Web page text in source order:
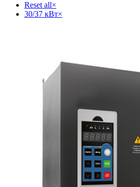
Reset all×
30/37 кВт×